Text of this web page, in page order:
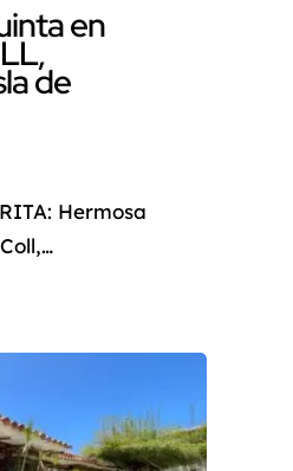
en
de
Hermosa
y la
busque más
la exclusiva